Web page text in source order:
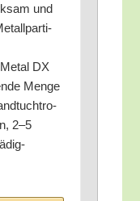
und
DX
Men­ge
2–5